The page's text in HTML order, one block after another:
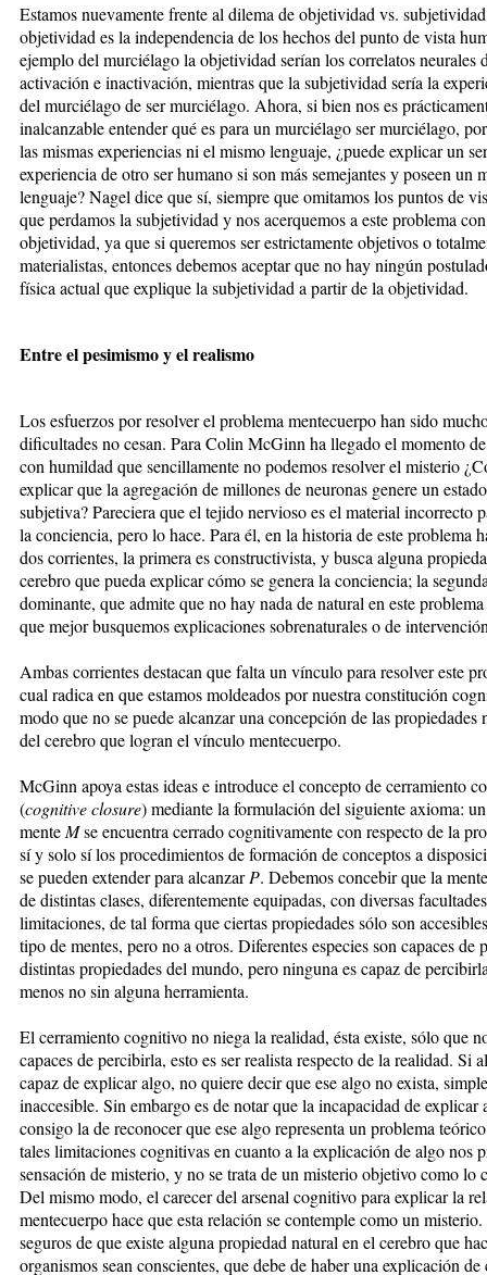
Estamos nuevamente frente al dilema de objetividad vs.
objetividad es la independencia de los hechos del punto de vista
ejemplo del murciélago la objetividad serían los correlatos neurales
activación e inactivación, mientras que la subjetividad sería la
del murciélago de ser murciélago. Ahora, si bien nos es
inalcanzable entender qué es para un murciélago ser murciélago,
las mismas experiencias ni el mismo lenguaje, ¿puede explicar un
experiencia de otro ser humano si son más semejantes y poseen un
lenguaje? Nagel dice que sí, siempre que omitamos los puntos de
que perdamos la subjetividad y nos acerquemos a este problema con
objetividad, ya que si queremos ser estrictamente objetivos o
materialistas, entonces debemos aceptar que no hay ningún
física actual que explique la subjetividad a partir de la objetividad.
Entre el pesimismo y el realismo
Los esfuerzos por resolver el problema mentecuerpo han sido
dificultades no cesan. Para Colin McGinn ha llegado el momento
con humildad que sencillamente no podemos resolver el misterio
explicar que la agregación de millones de neuronas genere un
subjetiva? Pareciera que el tejido nervioso es el material incorrecto
la conciencia, pero lo hace. Para él, en la historia de este problema
dos corrientes, la primera es constructivista, y busca alguna
cerebro que pueda explicar cómo se genera la conciencia; la
dominante, que admite que no hay nada de natural en este
que mejor busquemos explicaciones sobrenaturales o de
Ambas corrientes destacan que falta un vínculo para resolver este
cual radica en que estamos moldeados por nuestra constitución
modo que no se puede alcanzar una concepción de las propiedades
del cerebro que logran el vínculo mentecuerpo.
McGinn apoya estas ideas e introduce el concepto de cerramiento
(cognitive closure) mediante la formulación del siguiente axioma:
mente Mse encuentra cerrado cognitivamente con respecto de la
sí y solo sí los procedimientos de formación de conceptos a
se pueden extender para alcanzarP. Debemos concebir que la
de distintas clases, diferentemente equipadas, con diversas
limitaciones, de tal forma que ciertas propiedades sólo son
tipo de mentes, pero no a otros. Diferentes especies son capaces de
distintas propiedades del mundo, pero ninguna es capaz de
menos no sin alguna herramienta.
El cerramiento cognitivo no niega la realidad, ésta existe, sólo que
capaces de percibirla, esto es ser realista respecto de la realidad. Si
capaz de explicar algo, no quiere decir que ese algo no exista,
inaccesible. Sin embargo es de notar que la incapacidad de explicar
consigo la de reconocer que ese algo representa un problema
tales limitaciones cognitivas en cuanto a la explicación de algo nos
sensación de misterio, y no se trata de un misterio objetivo como lo
Del mismo modo, el carecer del arsenal cognitivo para explicar la
mentecuerpo hace que esta relación se contemple como un misterio.
seguros de que existe alguna propiedad natural en el cerebro que
organismos sean conscientes, que debe de haber una explicación